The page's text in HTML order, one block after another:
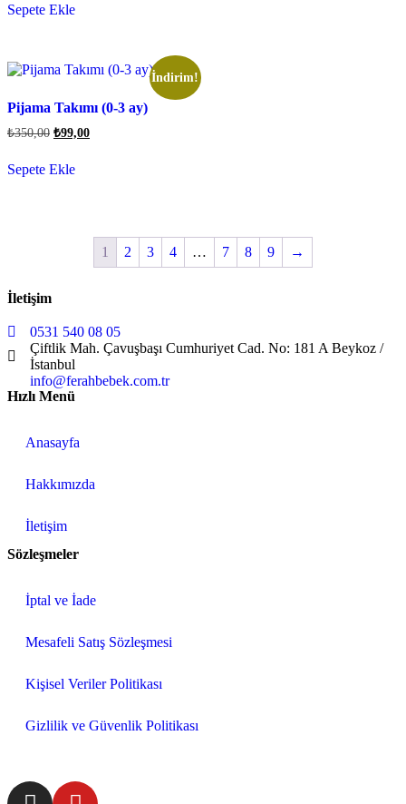
Sepete Ekle
İndirim!
Pijama Takımı (0-3 ay)
₺350,00 ₺99,00
Sepete Ekle
1 2 3 4 … 7 8 9 →
Sözleşmeler
İptal ve İade
Mesafeli Satış Sözleşmesi
Kişisel Veriler Politikası
Gizlilik ve Güvenlik Politikası
Hızlı Menü
Anasayfa
Hakkımızda
İletişim
İletişim
0531 540 08 05
Çiftlik Mah. Çavuşbaşı Cumhuriyet Cad. No: 181 A Beykoz /
İstanbul
info@ferahbebek.com.tr